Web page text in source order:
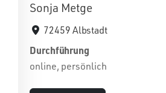
Sonja Metge
72459 Albstadt
Durchführung
online, persönlich